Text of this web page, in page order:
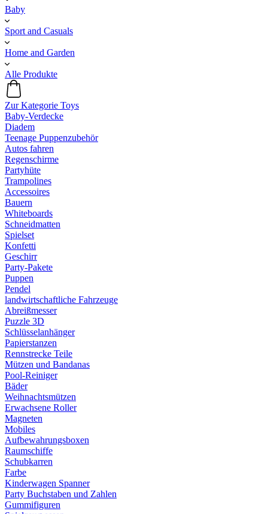
Baby
Sport and Casuals
Home and Garden
Alle Produkte
Zur Kategorie Toys
Baby-Verdecke
Diadem
Teenage Puppenzubehör
Autos fahren
Regenschirme
Partyhüte
Trampolines
Accessoires
Bauern
Whiteboards
Schneidmatten
Spielset
Konfetti
Geschirr
Party-Pakete
Puppen
Pendel
landwirtschaftliche Fahrzeuge
Abreißmesser
Puzzle 3D
Schlüsselanhänger
Papierstanzen
Rennstrecke Teile
Mützen und Bandanas
Pool-Reiniger
Bäder
Weihnachtsmützen
Erwachsene Roller
Magneten
Mobiles
Aufbewahrungsboxen
Raumschiffe
Schubkarren
Farbe
Kinderwagen Spanner
Party Buchstaben und Zahlen
Gummifiguren